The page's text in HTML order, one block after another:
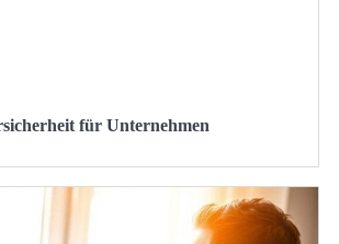
für Unternehmen